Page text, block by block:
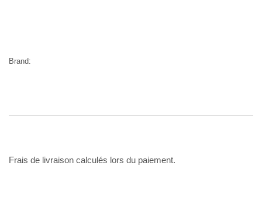
Brand:
Frais de livraison calculés lors du paiement.